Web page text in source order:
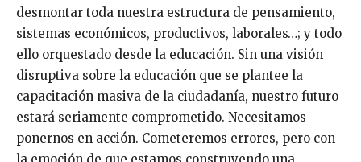
desmontar toda nuestra estructura de pensamiento,
sistemas económicos, productivos, laborales…; y todo
ello orquestado desde la educación. Sin una visión
disruptiva sobre la educación que se plantee la
capacitación masiva de la ciudadanía, nuestro futuro
estará seriamente comprometido. Necesitamos
ponernos en acción. Cometeremos errores, pero con
la emoción de que estamos construyendo una